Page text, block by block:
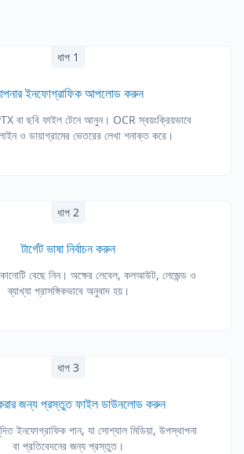
ধাপ 1
ইনফোগ্রাফিক আপলোড করুন
বা ছবি ফাইল টেনে আনুন। OCR স্বয়ংক্রিয়ভাবে
ও ডায়াগ্রামের ভেতরের লেখা শনাক্ত করে।
ধাপ 2
টার্গেট ভাষা নির্বাচন করুন
বেছে নিন। অক্ষের লেবেল, কলআউট, লেজেন্ড ও
ব্যাখ্যা প্রাসঙ্গিকভাবে অনুবাদ হয়।
ধাপ 3
জন্য প্রস্তুত ফাইল ডাউনলোড করুন
ইনফোগ্রাফিক পান, যা সোশ্যাল মিডিয়া, উপস্থাপনা
বা প্রতিবেদনের জন্য প্রস্তুত।